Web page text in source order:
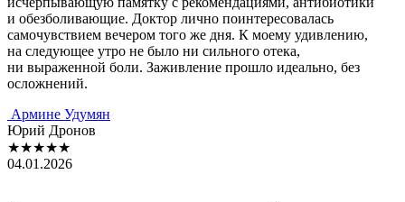
и обезболивающие. Доктор лично поинтересовалась
самочувствием вечером того же дня. К моему удивлению,
на следующее утро не было ни сильного отека,
ни выраженной боли. Заживление прошло идеально, без
осложнений.
Армине Удумян
Юрий Дронов
★★★★★
04.01.2026